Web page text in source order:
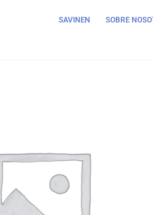
SAVINEN SOBRE